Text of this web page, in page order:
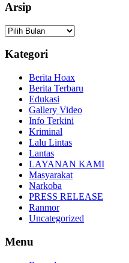
Arsip
Arsip
Kategori
Berita Hoax
Berita Terbaru
Edukasi
Gallery Video
Info Terkini
Kriminal
Lalu Lintas
Lantas
LAYANAN KAMI
Masyarakat
Narkoba
PRESS RELEASE
Ranmor
Uncategorized
Menu